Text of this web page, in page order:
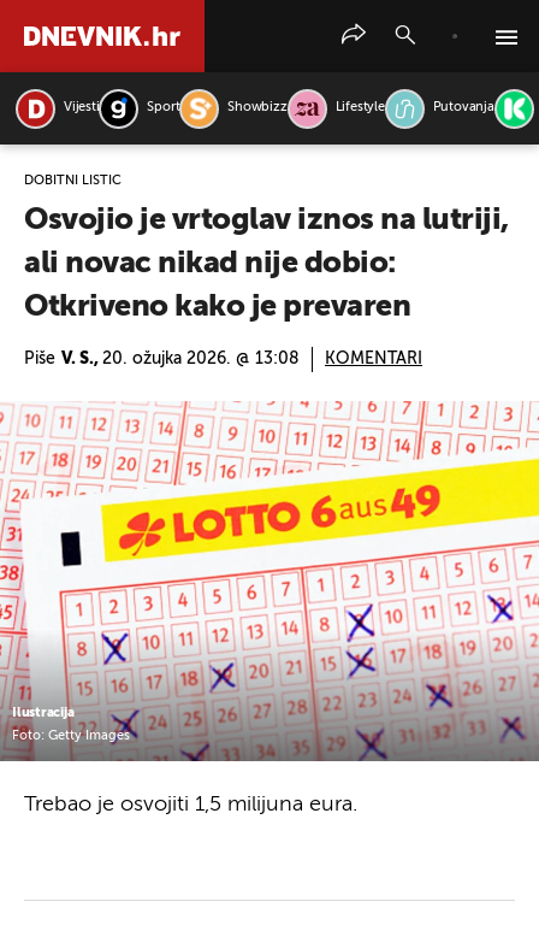
Vijesti Sport Showbizz Lifestyle Putovanja
DOBITNI LISTIĆ
Osvojio je vrtoglav iznos na lutriji,
ali novac nikad nije dobio:
Otkriveno kako je prevaren
Piše V. S., 20. ožujka 2026. @ 13:08 KOMENTARI
Ilustracija
Foto: Getty Images
Trebao je osvojiti 1,5 milijuna eura.
PRETRAŽITE VIJESTI